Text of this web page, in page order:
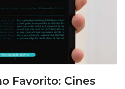
Favorito: Cines